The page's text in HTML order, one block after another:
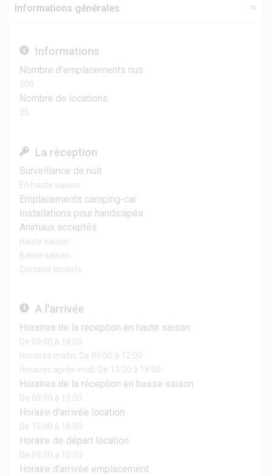
Informations générales
Informations
Nombre d'emplacements nus
300
Nombre de locations
25
La réception
Surveillance de nuit
En haute saison
Emplacements camping-car
Installations pour handicapés
Animaux acceptés
Haute saison
Basse saison
Certains locatifs
A l'arrivée
Horaires de la réception en haute saison
De 09:00 à 18:00
Horaires matin: De 09:00 à 12:00
Horaires après-midi: De 13:00 à 18:00
Horaires de la réception en basse saison
De 09:00 à 15:00
Horaire d'arrivée location
De 15:00 à 18:00
Horaire de départ location
De 09:00 à 10:00
Horaire d'arrivée emplacement